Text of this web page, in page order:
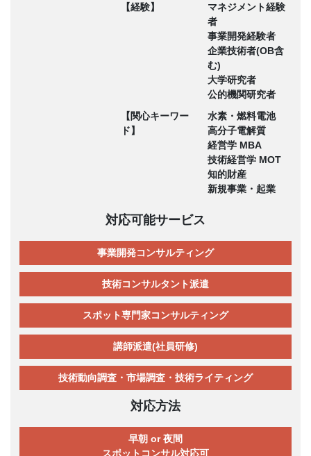
【経験】
マネジメント経験
者
事業開発経験者
企業技術者(OB含
む)
大学研究者
公的機関研究者
【関心キーワー
ド】
水素・燃料電池
高分子電解質
経営学 MBA
技術経営学 MOT
知的財産
新規事業・起業
対応可能サービス
事業開発コンサルティング
技術コンサルタント派遣
スポット専門家コンサルティング
講師派遣(社員研修)
技術動向調査・市場調査・技術ライティング
対応方法
早朝 or 夜間
スポットコンサル対応可